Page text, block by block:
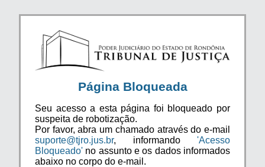
Página Bloqueada
Seu acesso a esta página foi bloqueado por
suspeita de robotização.
Por favor, abra um chamado através do e-mail
suporte@tjro.jus.br, informando 'Acesso
Bloqueado' no assunto e os dados informados
abaixo no corpo do e-mail.